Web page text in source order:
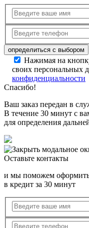
Нажимая на
своих персональных
конфиденциальности
Спасибо!
Ваш заказ передан в
В течение 30 минут с
для определения
Оставьте контакты
и мы поможем
в кредит за 30 минут